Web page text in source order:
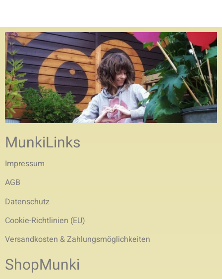
MunkiLinks
Impressum
AGB
Datenschutz
Cookie-Richtlinien (EU)
Versandkosten & Zahlungsmöglichkeiten
ShopMunki